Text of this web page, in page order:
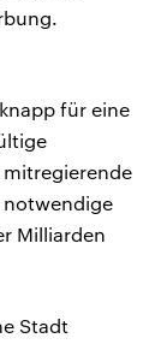
für eine
mitregierende
Milliarden
Stadt